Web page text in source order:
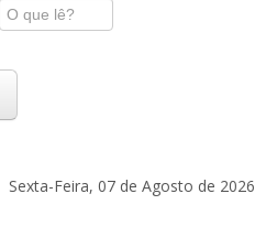
Sexta-Feira, 07 de Agosto de 2026